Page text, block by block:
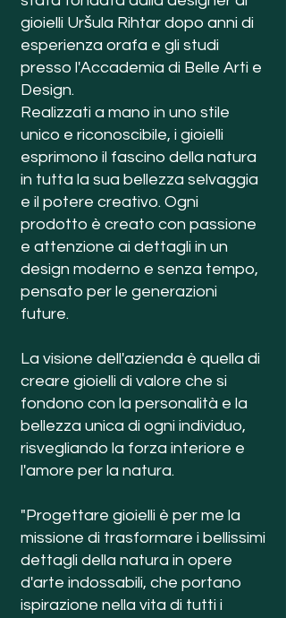
gioielli Uršula Rihtar dopo anni di
esperienza orafa e gli studi
presso l'Accademia di Belle Arti e
Design.
Realizzati a mano in uno stile
unico e riconoscibile, i gioielli
esprimono il fascino della natura
in tutta la sua bellezza selvaggia
e il potere creativo. Ogni
prodotto è creato con passione
e attenzione ai dettagli in un
design moderno e senza tempo,
pensato per le generazioni
future.
La visione dell'azienda è quella di
creare gioielli di valore che si
fondono con la personalità e la
bellezza unica di ogni individuo,
risvegliando la forza interiore e
l'amore per la natura.
"Progettare gioielli è per me la
missione di trasformare i bellissimi
dettagli della natura in opere
d'arte indossabili, che portano
ispirazione nella vita di tutti i